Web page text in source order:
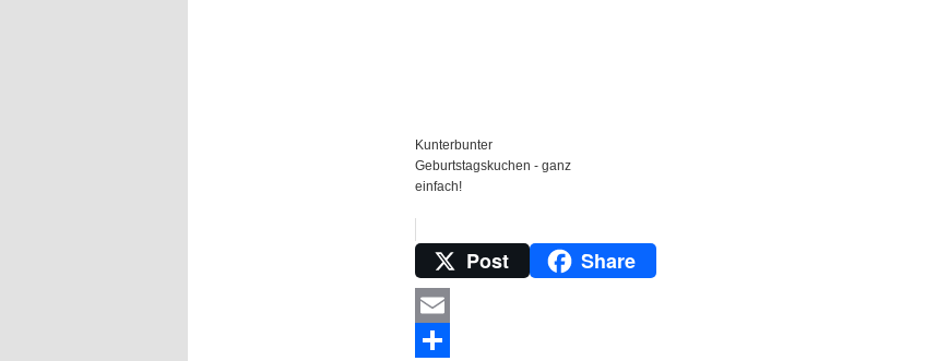
Kunterbunter
Geburtstagskuchen - ganz
einfach!
Post Share
Email